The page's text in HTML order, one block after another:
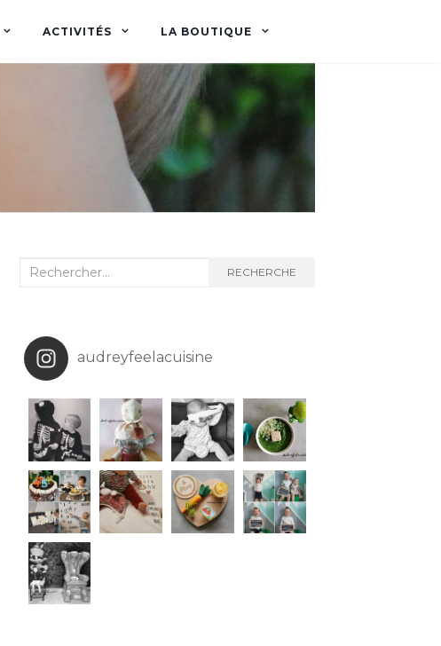
ACTIVITÉS LA BOUTIQUE
Recherche
RECHERCHE
audreyfeelacuisine